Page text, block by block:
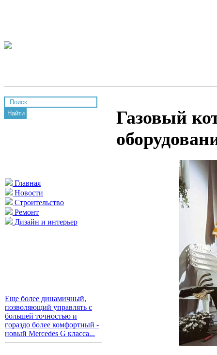
Найти
Главная
Новости
Строительство
Ремонт
Дизайн и интерьер
Еще более динамичный,
позволяющий управлять с
большей точностью и
гораздо более комфортный -
новый Mercedes G класса...
Газовый